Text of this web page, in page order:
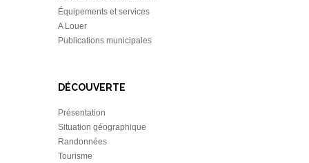
Équipements et services
A Louer
Publications municipales
DÉCOUVERTE
Présentation
Situation géographique
Randonnées
Tourisme